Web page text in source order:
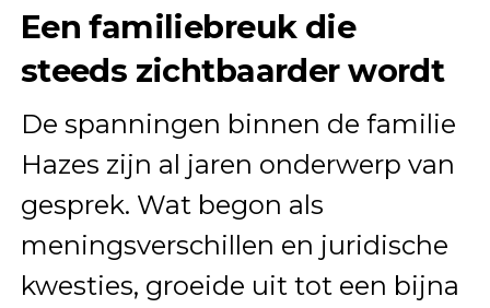
Een familiebreuk die
steeds zichtbaarder wordt
De spanningen binnen de familie
Hazes zijn al jaren onderwerp van
gesprek. Wat begon als
meningsverschillen en juridische
kwesties, groeide uit tot een bijna